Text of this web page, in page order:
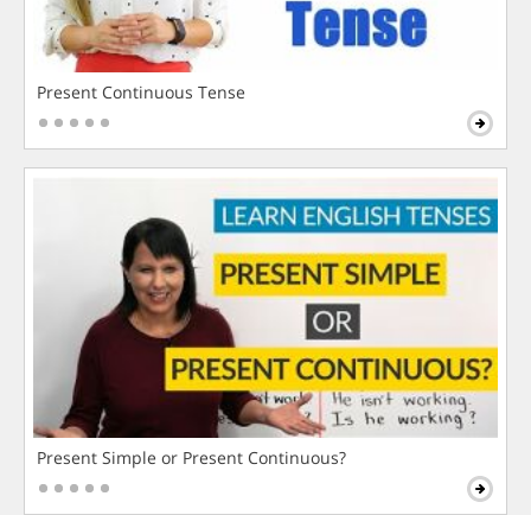
Present Continuous Tense
Present Simple or Present Continuous?